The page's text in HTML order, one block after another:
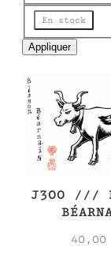
e
État
En stock
Appliquer
J300 ///